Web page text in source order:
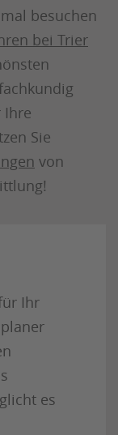
besuchen
bei Trier
Ihre
Sie
von
Ihr
es